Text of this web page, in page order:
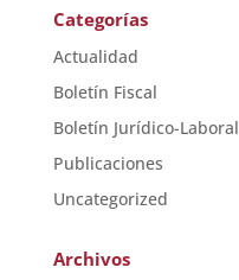
Categorías
Actualidad
Boletín Fiscal
Boletín Jurídico-Laboral
Publicaciones
Uncategorized
Archivos